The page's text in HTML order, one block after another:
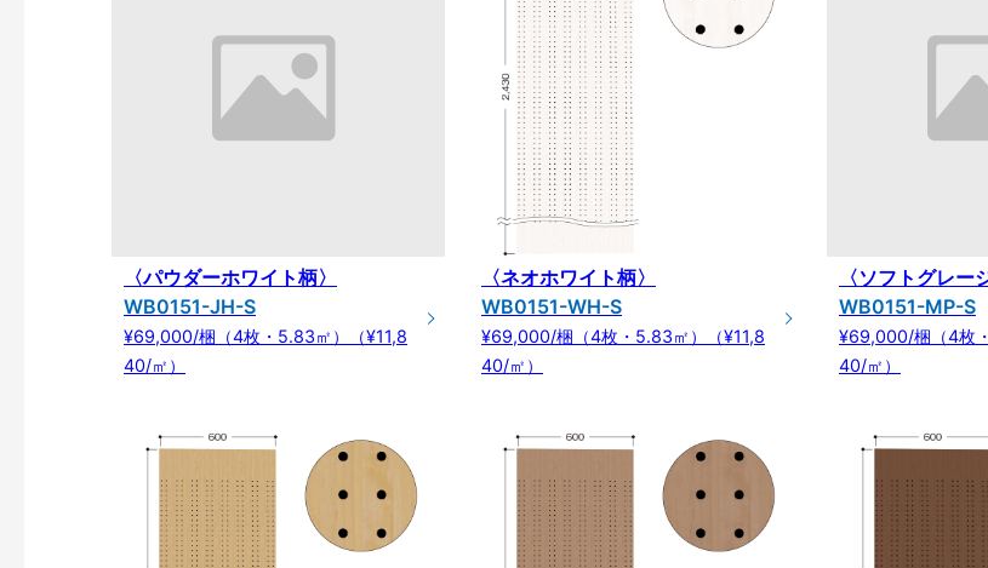
〈パウダーホワイト柄〉
WB0151-JH-S
¥69,000/梱（4枚・5.83㎡）（¥11,8
40/㎡）
〈ネオホワイト柄〉
WB0151-WH-S
¥69,000/梱（4枚・5.83㎡）（¥11,8
40/㎡）
〈ソフトグレー
WB0151-MP-S
¥69,000/梱（4枚
40/㎡）